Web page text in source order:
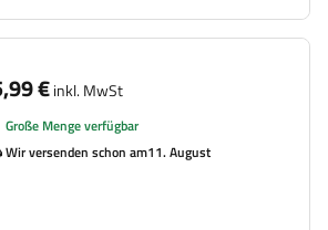
€inkl. MwSt
Große Menge verfügbar
Wir versenden schon am11. August